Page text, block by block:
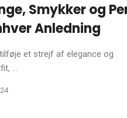
Smykker og
Anledning
et strejf af elegance og
...